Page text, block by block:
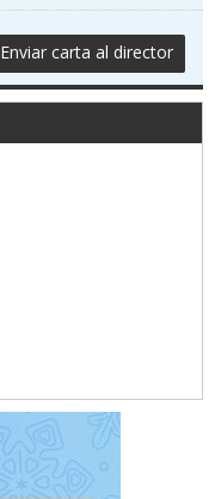
Enviar carta al director